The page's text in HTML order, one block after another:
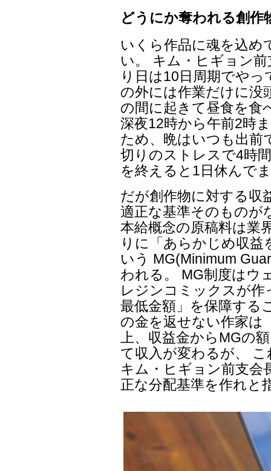
どうにか奪われる創作
いくら作品に魂を込め
い。 キム・ヒギョン
り日は10日周期でや
の外には作業だけに没
の間に起きて昼食を食
深夜12時から午前2時
ため、晩はいつも出前
切りのストレスで4時
を終えると1日休んで
だが創作物に対する収
適正な基準そのものが
本給概念の原稿料は業
りに「あらかじめ収益
いう MG(Minimum
われる。 MG制度はウ
レジンコミックスが作
最低金額」を保障する
の金を返せない作家は
上、収益金からMGの
て収入が変わるが、
キム・ヒギョン前支会
正な分配基準を作れと